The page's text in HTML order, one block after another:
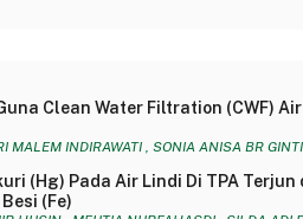
Clean Water Filtration (CWF)
MALEM INDIRAWATI , SONIA ANISA BR
(Hg) Pada Air Lindi Di TPA
(Fe)